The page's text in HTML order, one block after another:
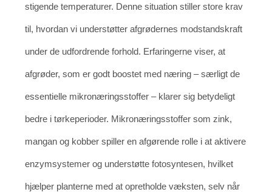
stigende temperaturer. Denne situation stiller store krav
til, hvordan vi understøtter afgrødernes modstandskraft
under de udfordrende forhold. Erfaringerne viser, at
afgrøder, som er godt boostet med næring – særligt de
essentielle mikronæringsstoffer – klarer sig betydeligt
bedre i tørkeperioder. Mikronæringsstoffer som zink,
mangan og kobber spiller en afgørende rolle i at aktivere
enzymsystemer og understøtte fotosyntesen, hvilket
hjælper planterne med at opretholde væksten, selv når